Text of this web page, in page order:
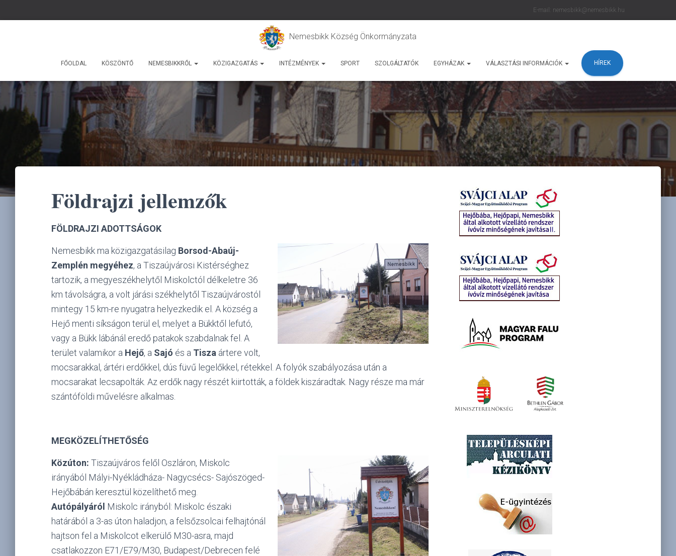
E-mail: nemesbikk@nemesbikk.hu
Nemesbikk Község Önkormányzata
FŐOLDAL KÖSZÖNTŐ NEMESBIKKRŐL KÖZIGAZGATÁS INTÉZMÉNYEK SPORT SZOLGÁLTATÓK EGYHÁZAK VÁLASZTÁSI INFORMÁCIÓK HÍREK
Földrajzi jellemzők
FÖLDRAJZI ADOTTSÁGOK
Nemesbikk ma közigazgatásilag Borsod-Abaúj-
Zemplén megyéhez, a Tiszaújvárosi Kistérséghez
tartozik, a megyeszékhelytől Miskolctól délkeletre 36
km távolságra, a volt járási székhelytől Tiszaújvárostól
mintegy 15 km-re nyugatra helyezkedik el. A község a
Hejő menti síkságon terül el, melyet a Bükktől lefutó,
vagy a Bükk lábánál eredő patakok szabdalnak fel. A
terület valamikor a Hejő, a Sajó és a Tisza ártere volt,
mocsarakkal, ártéri erdőkkel, dús füvű legelőkkel, rétekkel. A folyók szabályozása után a
mocsarakat lecsapolták. Az erdők nagy részét kiirtották, a földek kiszáradtak. Nagy része ma már
szántóföldi művelésre alkalmas.
MEGKÖZELÍTHETŐSÉG
Közúton: Tiszaújváros felől Oszláron, Miskolc
irányából Mályi-Nyékládháza- Nagycsécs- Sajószöged-
Hejőbábán keresztül közelíthető meg.
Autópályáról Miskolc irányból: Miskolc északi
határából a 3-as úton haladjon, a felsőzsolcai felhajtónál
hajtson fel a Miskolcot elkerülő M30-asra, majd
csatlakozzon E71/E79/M30, Budapest/Debrecen felé